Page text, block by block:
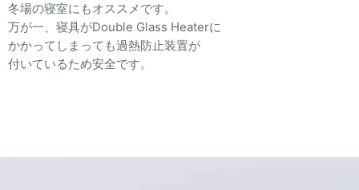
冬場の寝室にもオススメです。
万が一、寝具がDouble Glass Heaterに
かかってしまっても過熱防止装置が
付いているため安全です。